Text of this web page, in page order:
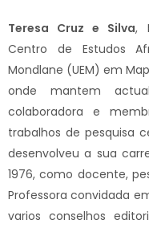
Teresa Cruz e Silva,
Centro de Estudos
Mondlane (UEM) em
onde mantem
colaboradora e
trabalhos de pesquisa
desenvolveu a sua
1976, como docente,
Professora convidada
varios conselhos